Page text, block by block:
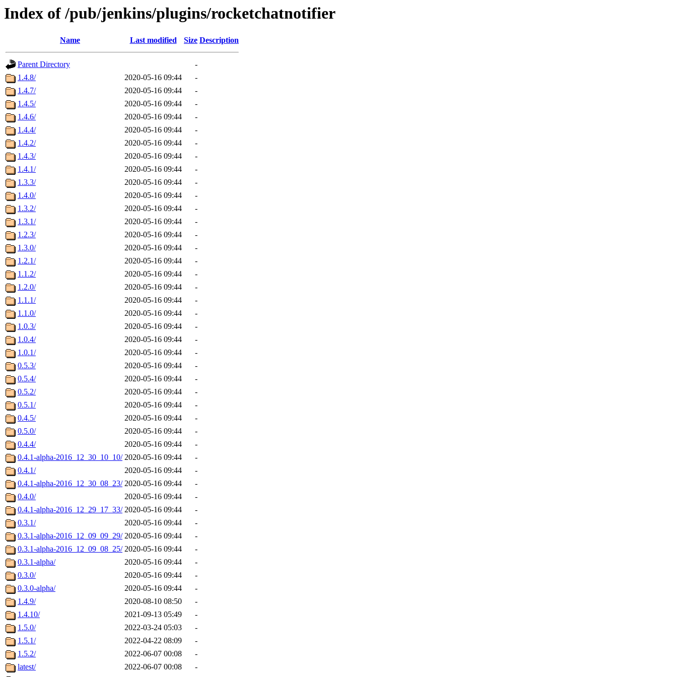
Index of /pub/jenkins/plugins/rocketchatnotifier
Name Last modified Size Description
Parent Directory
-
1.4.8/
2020-05-16 09:44
-
1.4.7/
2020-05-16 09:44
-
1.4.5/
2020-05-16 09:44
-
1.4.6/
2020-05-16 09:44
-
1.4.4/
2020-05-16 09:44
-
1.4.2/
2020-05-16 09:44
-
1.4.3/
2020-05-16 09:44
-
1.4.1/
2020-05-16 09:44
-
1.3.3/
2020-05-16 09:44
-
1.4.0/
2020-05-16 09:44
-
1.3.2/
2020-05-16 09:44
-
1.3.1/
2020-05-16 09:44
-
1.2.3/
2020-05-16 09:44
-
1.3.0/
2020-05-16 09:44
-
1.2.1/
2020-05-16 09:44
-
1.1.2/
2020-05-16 09:44
-
1.2.0/
2020-05-16 09:44
-
1.1.1/
2020-05-16 09:44
-
1.1.0/
2020-05-16 09:44
-
1.0.3/
2020-05-16 09:44
-
1.0.4/
2020-05-16 09:44
-
1.0.1/
2020-05-16 09:44
-
0.5.3/
2020-05-16 09:44
-
0.5.4/
2020-05-16 09:44
-
0.5.2/
2020-05-16 09:44
-
0.5.1/
2020-05-16 09:44
-
0.4.5/
2020-05-16 09:44
-
0.5.0/
2020-05-16 09:44
-
0.4.4/
2020-05-16 09:44
-
0.4.1-alpha-2016_12_30_10_10/ 2020-05-16 09:44
-
0.4.1/
2020-05-16 09:44
-
0.4.1-alpha-2016_12_30_08_23/ 2020-05-16 09:44
-
0.4.0/
2020-05-16 09:44
-
0.4.1-alpha-2016_12_29_17_33/ 2020-05-16 09:44
-
0.3.1/
2020-05-16 09:44
-
0.3.1-alpha-2016_12_09_09_29/ 2020-05-16 09:44
-
0.3.1-alpha-2016_12_09_08_25/ 2020-05-16 09:44
-
0.3.1-alpha/
2020-05-16 09:44
-
0.3.0/
2020-05-16 09:44
-
0.3.0-alpha/
2020-05-16 09:44
-
1.4.9/
2020-08-10 08:50
-
1.4.10/
2021-09-13 05:49
-
1.5.0/
2022-03-24 05:03
-
1.5.1/
2022-04-22 08:09
-
1.5.2/
2022-06-07 00:08
-
latest/
2022-06-07 00:08
-